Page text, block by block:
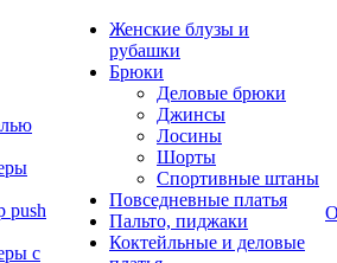
push
с
Женские блузы и
рубашки
Брюки
Деловые брюки
Джинсы
Лосины
Шорты
Спортивные штаны
Повседневные платья
Пальто, пиджаки
Коктейльные и деловые